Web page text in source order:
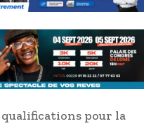
pour la